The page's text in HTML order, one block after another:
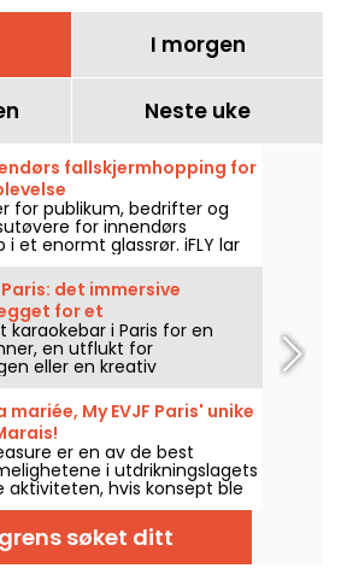
I morgen
Neste uke
fallskjermhopping for
for publikum, bedrifter og
for innendørs
i et enormt glassrør. iFLY lar
risiko, uten behov for
105 år! Løft deg ut i lufta!
det immersive
for et
bursdagsfeiring
kveld
karaokebar i Paris for en
en utflukt for
eller en kreativ
Da kan KaraFun Bar bli det
ditt. Dette immersive
tilbyr private rom fullt utstyrt,
opp på scenen og bli
i en livlig og avslappet
koden for å få 10 % rabatt!
mariée, My EVJF Paris' unike
er en av de best
i utdrikningslagets
aktiviteten, hvis konsept ble
EVJF, tar deg med på et 3-
sammen med den
Prinsippet er enkelt:
en roadbook går dere på
søket ditt